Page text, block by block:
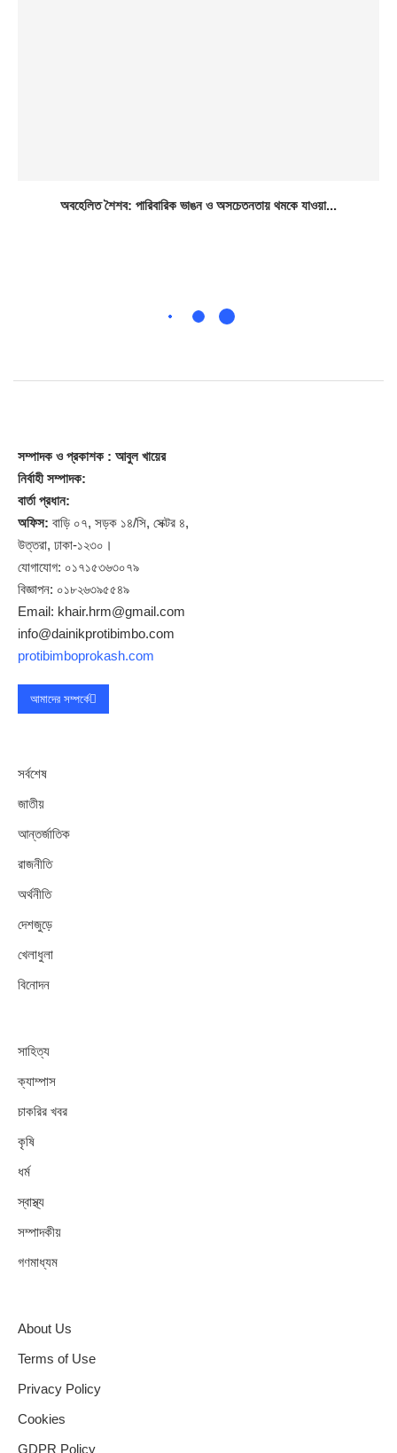
অবহেলিত শৈশব: পারিবারিক ভাঙন ও অসচেতনতায় থমকে যাওয়া...
সম্পাদকও প্রকাশক : আবুল খায়ের
নির্বাহী সম্পাদক:
বার্তা প্রধান:
অফিস: বাড়ি ০৭, সড়ক ১৪/সি, সেক্টর ৪,
উত্তরা, ঢাকা-১২৩০।
যোগাযোগ: ০১৭১৫৩৬৩০৭৯
বিজ্ঞাপন: ০১৮২৬৩৯৫৫৪৯
Email: khair.hrm@gmail.com
info@dainikprotibimbo.com
protibimboprokash.com
আমাদের সম্পর্কে
সর্বশেষ
জাতীয়
আন্তর্জাতিক
রাজনীতি
অর্থনীতি
দেশজুড়ে
খেলাধুলা
বিনোদন
সাহিত্য
ক্যাম্পাস
চাকরির খবর
কৃষি
ধর্ম
স্বাস্থ্য
সম্পাদকীয়
গণমাধ্যম
About Us
Terms of Use
Privacy Policy
Cookies
GDPR Policy